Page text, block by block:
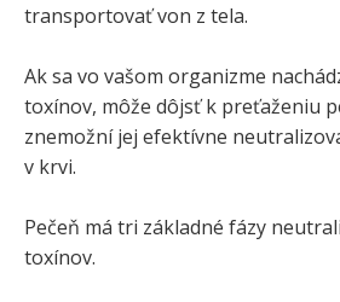
transportovať von z tela.
Ak sa vo vašom organizme
toxínov, môže dôjsť k preťaženiu
znemožní jej efektívne
v krvi.
Pečeň má tri základné fázy
toxínov.